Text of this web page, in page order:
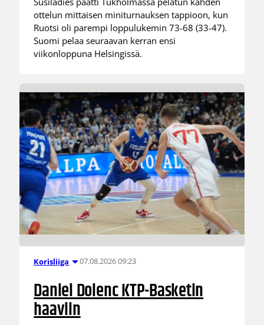
ottelun mittaisen miniturnauksen tappioon, kun
Ruotsi oli parempi loppulukemin 73-68 (33-47).
Suomi pelaa seuraavan kerran ensi
viikonloppuna Helsingissä.
Korisliiga 07.08.2026 09:23
Daniel Dolenc KTP-Basketin
haaviin